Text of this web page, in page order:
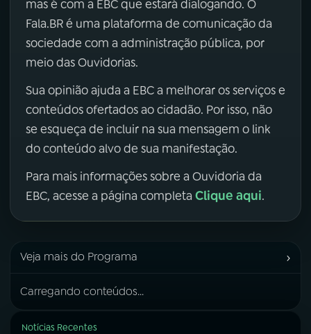
mas é com a EBC que estará dialogando. O
Fala.BR é uma plataforma de comunicação da
sociedade com a administração pública, por
meio das Ouvidorias.
Sua opinião ajuda a EBC a melhorar os serviços e
conteúdos ofertados ao cidadão. Por isso, não
se esqueça de incluir na sua mensagem o link
do conteúdo alvo de sua manifestação.
Para mais informações sobre a Ouvidoria da
EBC, acesse a página completa Clique aqui.
Veja mais do Programa ›
Carregando conteúdos...
Notícias Recentes